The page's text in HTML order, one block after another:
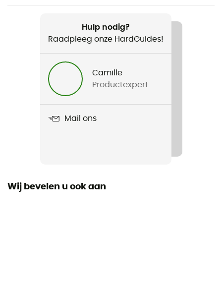
Alpine Skiën / Tourskiën / Freeride Skiën
Padded Ski Sleeve
Hulp nodig?
Raadpleeg onze HardGuides!
Camille
Productexpert
Mail ons
Wij bevelen u ook aan